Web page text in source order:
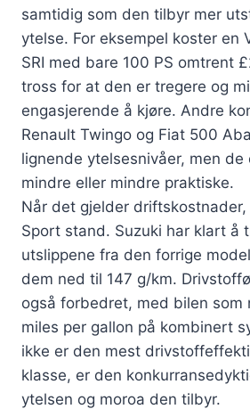
samtidig som den tilbyr mer
ytelse. For eksempel koster en
SRI med bare 100 PS omtrent
tross for at den er tregere og
engasjerende å kjøre. Andre
Renault Twingo og Fiat 500
lignende ytelsesnivåer, men de
mindre eller mindre praktiske.
Når det gjelder
Sport stand. Suzuki har klart å
utslippene fra den forrige
dem ned til 147 g/km.
også forbedret, med bilen som
miles per gallon på kombinert
ikke er den mest
klasse, er den
ytelsen og moroa den tilbyr.